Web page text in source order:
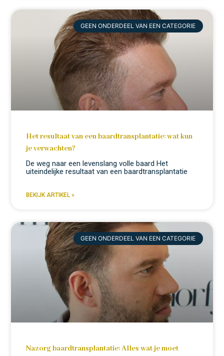
GEEN ONDERDEEL VAN EEN CATEGORIE
Het resultaat van een baardtransplantatie: wat kun
je verwachten?
De weg naar een levenslang volle baard Het
uiteindelijke resultaat van een baardtransplantatie
BEKIJK ARTIKEL »
GEEN ONDERDEEL VAN EEN CATEGORIE
Nazorg baardtransplantatie: Alles wat je moet